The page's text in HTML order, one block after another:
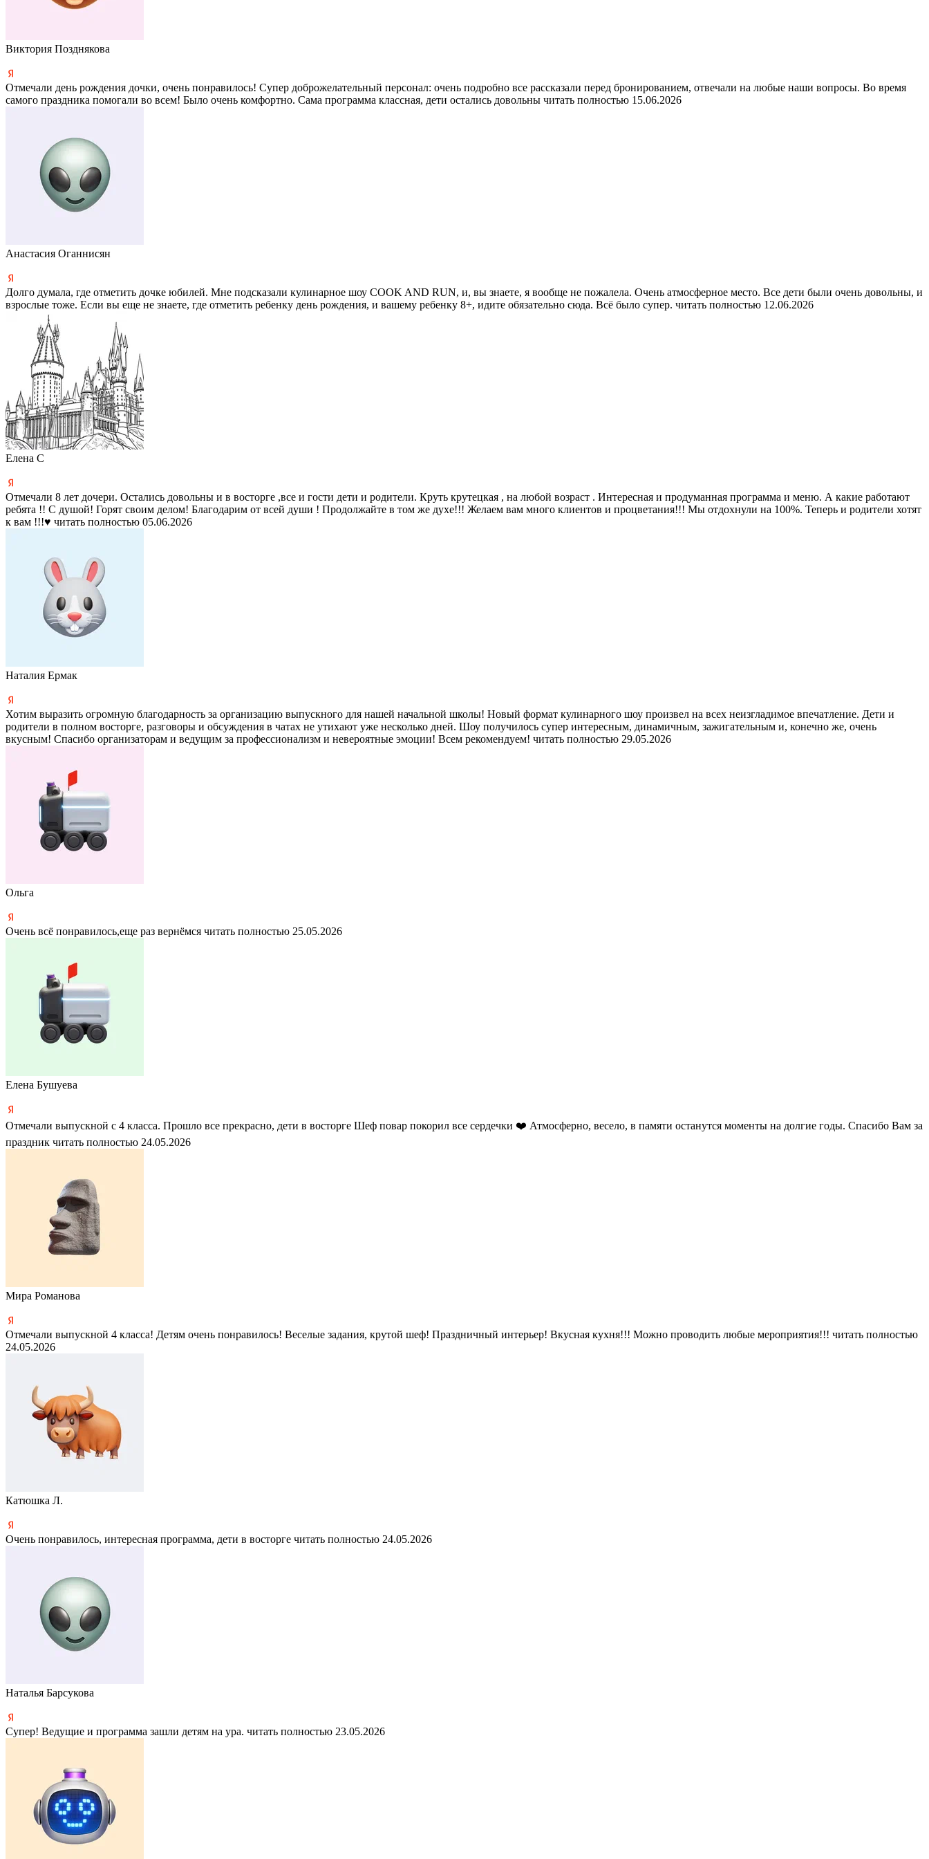
Виктория Позднякова
Отмечали день рождения дочки, очень понравилось! Супер доброжелательный персонал: очень подробно все рассказали перед бронированием, отвечали на любые наши вопросы. Во время
самого праздника помогали во всем! Было очень комфортно. Сама программа классная, дети остались довольны читать полностью 15.06.2026
Анастасия Оганнисян
Долго думала, где отметить дочке юбилей. Мне подсказали кулинарное шоу COOK AND RUN, и, вы знаете, я вообще не пожалела. Очень атмосферное место. Все дети были очень довольны, и
взрослые тоже. Если вы еще не знаете, где отметить ребенку день рождения, и вашему ребенку 8+, идите обязательно сюда. Всё было супер. читать полностью 12.06.2026
Елена С
Отмечали 8 лет дочери. Остались довольны и в восторге ,все и гости дети и родители. Круть крутецкая , на любой возраст . Интересная и продуманная программа и меню. А какие работают
ребята !! С душой! Горят своим делом! Благодарим от всей души ! Продолжайте в том же духе!!! Желаем вам много клиентов и процветания!!! Мы отдохнули на 100%. Теперь и родители хотят
к вам !!!♥️ читать полностью 05.06.2026
Наталия Ермак
Хотим выразить огромную благодарность за организацию выпускного для нашей начальной школы! Новый формат кулинарного шоу произвел на всех неизгладимое впечатление. Дети и
родители в полном восторге, разговоры и обсуждения в чатах не утихают уже несколько дней. Шоу получилось супер интересным, динамичным, зажигательным и, конечно же, очень
вкусным! Спасибо организаторам и ведущим за профессионализм и невероятные эмоции! Всем рекомендуем! читать полностью 29.05.2026
Ольга
Очень всё понравилось,еще раз вернёмся читать полностью 25.05.2026
Елена Бушуева
Отмечали выпускной с 4 класса. Прошло все прекрасно, дети в восторге Шеф повар покорил все сердечки ❤️ Атмосферно, весело, в памяти останутся моменты на долгие годы. Спасибо Вам за
праздник читать полностью 24.05.2026
Мира Романова
Отмечали выпускной 4 класса! Детям очень понравилось! Веселые задания, крутой шеф! Праздничный интерьер! Вкусная кухня!!! Можно проводить любые мероприятия!!! читать полностью
24.05.2026
Катюшка Л.
Очень понравилось, интересная программа, дети в восторге читать полностью 24.05.2026
Наталья Барсукова
Супер! Ведущие и программа зашли детям на ура. читать полностью 23.05.2026